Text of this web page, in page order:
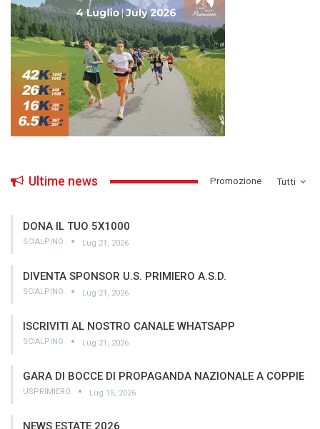
Tutti
Ultime news ­Promozione
DONA IL TUO 5X1000
SCIALPINO Lug 21, 2026
DIVENTA SPONSOR U.S. PRIMIERO A.S.D.
SCIALPINO Lug 21, 2026
ISCRIVITI AL NOSTRO CANALE WHATSAPP
SCIALPINO Lug 21, 2026
GARA DI BOCCE DI PROPAGANDA NAZIONALE A COPPIE
USPRIMIERO Lug 15, 2026
NEWS ESTATE 2026